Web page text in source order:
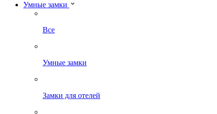
Умные замки
Все
Умные замки
Замки для отелей